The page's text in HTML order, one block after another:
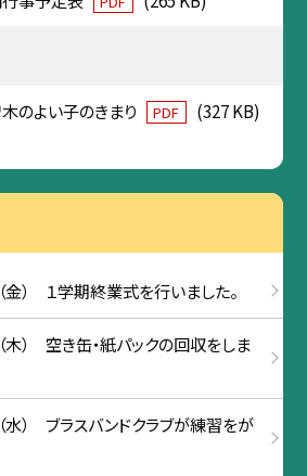
のよい子のきまり PDF (327 KB)
金） １学期終業式を行いました。
木） 空き缶・紙パックの回収をしま
水） ブラスバンドクラブが練習をが